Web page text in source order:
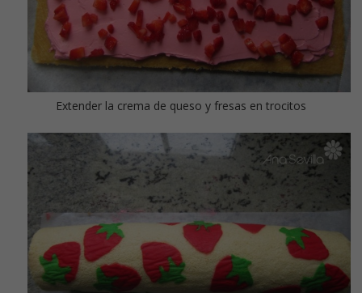
Extender la crema de queso y fresas en trocitos